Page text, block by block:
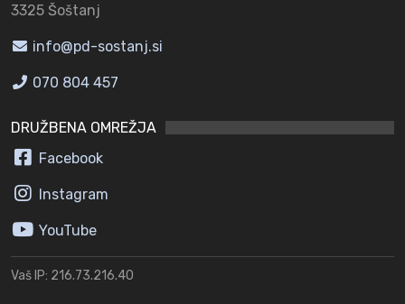
3325 Šoštanj
info@pd-sostanj.si
070 804 457
DRUŽBENA OMREŽJA
Facebook
Instagram
YouTube
Vaš IP: 216.73.216.40